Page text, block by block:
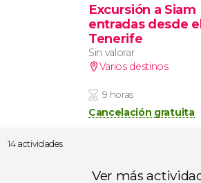
Excursión a
entradas desde
Tenerife
Sin valorar
Varios destinos
9 horas
Cancelación gratuita
14 actividades
Ver más